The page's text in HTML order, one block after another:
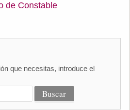
de Constable
que necesitas, introduce el